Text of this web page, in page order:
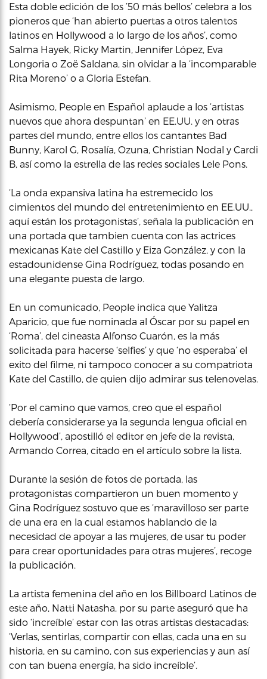
Esta doble edición de los ’50 más bellos’ celebra a los
pioneros que ‘han abierto puertas a otros talentos
latinos en Hollywood a lo largo de los años’, como
Salma Hayek, Ricky Martin, Jennifer López, Eva
Longoria o Zoë Saldana, sin olvidar a la ‘incomparable
Rita Moreno’ o a Gloria Estefan.
Asimismo, People en Español aplaude a los ‘artistas
nuevos que ahora despuntan’ en EE.UU. y en otras
partes del mundo, entre ellos los cantantes Bad
Bunny, Karol G, Rosalía, Ozuna, Christian Nodal y Cardi
B, así como la estrella de las redes sociales Lele Pons.
‘La onda expansiva latina ha estremecido los
cimientos del mundo del entretenimiento en EE.UU.,
aquí están los protagonistas’, señala la publicación en
una portada que tambien cuenta con las actrices
mexicanas Kate del Castillo y Eiza González, y con la
estadounidense Gina Rodríguez, todas posando en
una elegante puesta de largo.
En un comunicado, People indica que Yalitza
Aparicio, que fue nominada al Óscar por su papel en
‘Roma’, del cineasta Alfonso Cuarón, es la más
solicitada para hacerse ‘selfies’ y que ‘no esperaba’ el
exito del filme, ni tampoco conocer a su compatriota
Kate del Castillo, de quien dijo admirar sus telenovelas.
‘Por el camino que vamos, creo que el español
debería considerarse ya la segunda lengua oficial en
Hollywood’, apostilló el editor en jefe de la revista,
Armando Correa, citado en el artículo sobre la lista.
Durante la sesión de fotos de portada, las
protagonistas compartieron un buen momento y
Gina Rodríguez sostuvo que es ‘maravilloso ser parte
de una era en la cual estamos hablando de la
necesidad de apoyar a las mujeres, de usar tu poder
para crear oportunidades para otras mujeres’, recoge
la publicación.
La artista femenina del año en los Billboard Latinos de
este año, Natti Natasha, por su parte aseguró que ha
sido ‘increíble’ estar con las otras artistas destacadas:
‘Verlas, sentirlas, compartir con ellas, cada una en su
historia, en su camino, con sus experiencias y aun así
con tan buena energía, ha sido increíble’.